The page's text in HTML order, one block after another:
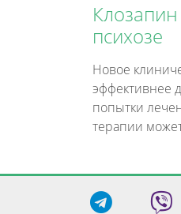
психозе
Новое
эффективнее
попытки
терапии